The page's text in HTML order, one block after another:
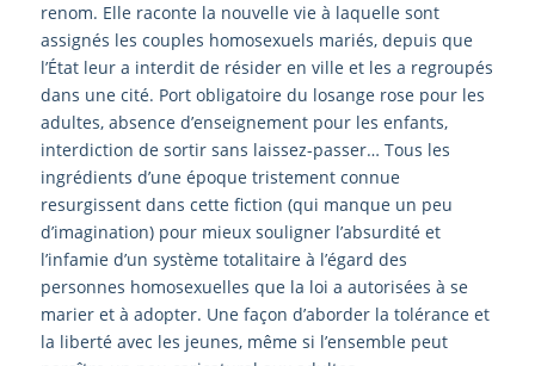
renom. Elle raconte la nouvelle vie à laquelle sont
assignés les couples homosexuels mariés, depuis que
l’État leur a interdit de résider en ville et les a regroupés
dans une cité. Port obligatoire du losange rose pour les
adultes, absence d’enseignement pour les enfants,
interdiction de sortir sans laissez-passer… Tous les
ingrédients d’une époque tristement connue
resurgissent dans cette fiction (qui manque un peu
d’imagination) pour mieux souligner l’absurdité et
l’infamie d’un système totalitaire à l’égard des
personnes homosexuelles que la loi a autorisées à se
marier et à adopter. Une façon d’aborder la tolérance et
la liberté avec les jeunes, même si l’ensemble peut